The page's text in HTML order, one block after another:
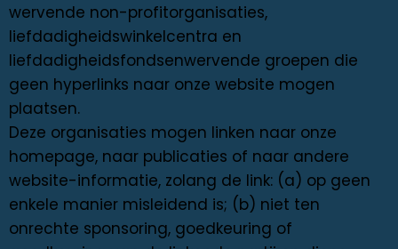
wervende non-profitorganisaties,
liefdadigheidswinkelcentra en
liefdadigheidsfondsenwervende groepen die
geen hyperlinks naar onze website mogen
plaatsen.
Deze organisaties mogen linken naar onze
homepage, naar publicaties of naar andere
website-informatie, zolang de link: (a) op geen
enkele manier misleidend is; (b) niet ten
onrechte sponsoring, goedkeuring of